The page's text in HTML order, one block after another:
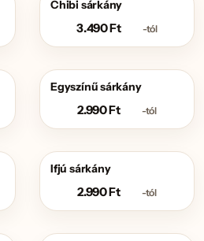
Chibi sárkány
3.490Ft -tól
Egyszínű sárkány
2.990Ft -tól
Ifjú sárkány
2.990Ft -tól